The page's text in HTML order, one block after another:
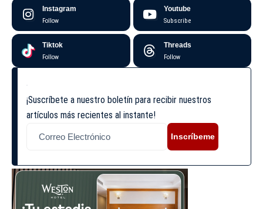
Instagram
Follow
Youtube
Subscribe
Tiktok
Follow
Threads
Follow
¡Suscríbete a nuestro boletín para recibir nuestros
artículos más recientes al instante!
Inscríbeme